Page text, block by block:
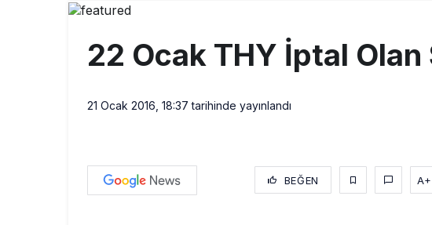
15:26 Pilotlar, Teknisyenler, Kabin
22 Ocak THY İptal
21 Ocak 2016, 18:37 tarihinde yayınlandı
BEĞEN A+